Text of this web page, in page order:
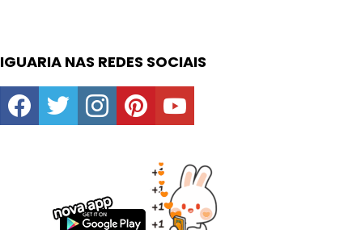
IGUARIA NAS REDES SOCIAIS
facebooktwitter instagrampinterestyoutube